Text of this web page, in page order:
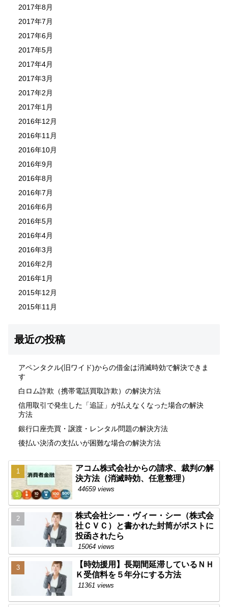
2017年8月
2017年7月
2017年6月
2017年5月
2017年4月
2017年3月
2017年2月
2017年1月
2016年12月
2016年11月
2016年10月
2016年9月
2016年8月
2016年7月
2016年6月
2016年5月
2016年4月
2016年3月
2016年2月
2016年1月
2015年12月
2015年11月
最近の投稿
アペンタクル(旧ワイド)からの借金は消滅時効で解決できま
す
白ロム詐欺（携帯電話買取詐欺）の解決方法
信用取引で発生した「追証」が払えなくなった場合の解決
方法
銀行口座売買・譲渡・レンタル問題の解決方法
後払い決済の支払いが困難な場合の解決方法
アコム株式会社からの請求、裁判の解
決方法（消滅時効、任意整理）
44659 views
株式会社シー・ヴィー・シー（株式会
社ＣＶＣ）と書かれた封筒がポストに
投函されたら
15064 views
【時効援用】長期間延滞しているＮＨ
Ｋ受信料を５年分にする方法
11361 views